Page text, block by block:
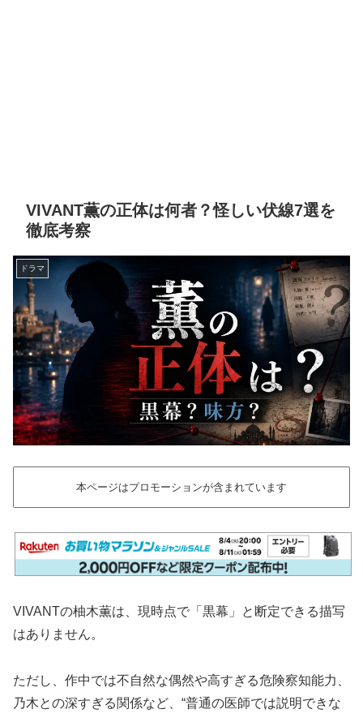
VIVANT薫の正体は何者？怪しい伏線7選を
徹底考察
ドラマ
本ページはプロモーションが含まれています
VIVANTの柚木薫は、現時点で「黒幕」と断定できる描写
はありません。
ただし、作中では不自然な偶然や高すぎる危険察知能力、
乃木との深すぎる関係など、“普通の医師では説明できな